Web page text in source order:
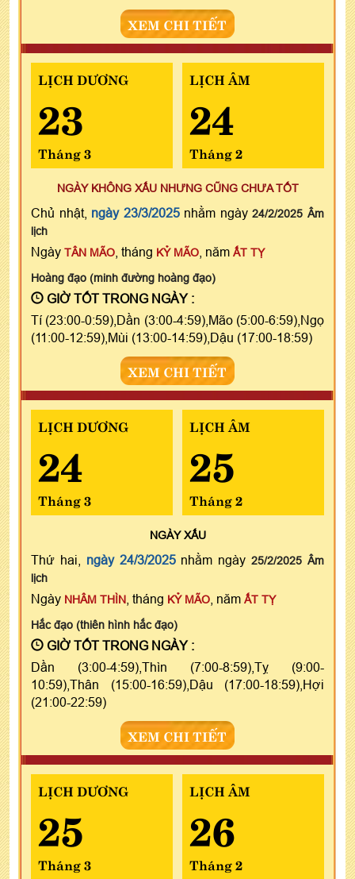
XEM CHI TIẾT
LỊCH DƯƠNG
23
Tháng 3
LỊCH ÂM
24
Tháng 2
NGÀY KHÔNG XẤU NHƯNG CŨNG CHƯA TỐT
Chủ nhật, ngày 23/3/2025nhằm ngày24/2/2025 Âm
lịch
Ngày TÂN MÃO , tháng KỶ MÃO , năm ẤT TỴ
Hoàng đạo (minh đường hoàng đạo)
GIỜ TỐT TRONG NGÀY :
Tí (23:00-0:59),Dần (3:00-4:59),Mão (5:00-6:59),Ngọ
(11:00-12:59),Mùi (13:00-14:59),Dậu (17:00-18:59)
XEM CHI TIẾT
LỊCH DƯƠNG
24
Tháng 3
LỊCH ÂM
25
Tháng 2
NGÀYXẤU
Thứ hai, ngày 24/3/2025nhằm ngày25/2/2025 Âm
lịch
Ngày NHÂM THÌN , tháng KỶ MÃO , năm ẤT TỴ
Hắc đạo (thiên hình hắc đạo)
GIỜ TỐT TRONG NGÀY :
Dần (3:00-4:59),Thìn (7:00-8:59),Tỵ (9:00-
10:59),Thân (15:00-16:59),Dậu (17:00-18:59),Hợi
(21:00-22:59)
XEM CHI TIẾT
LỊCH DƯƠNG
25
Tháng 3
LỊCH ÂM
26
Tháng 2